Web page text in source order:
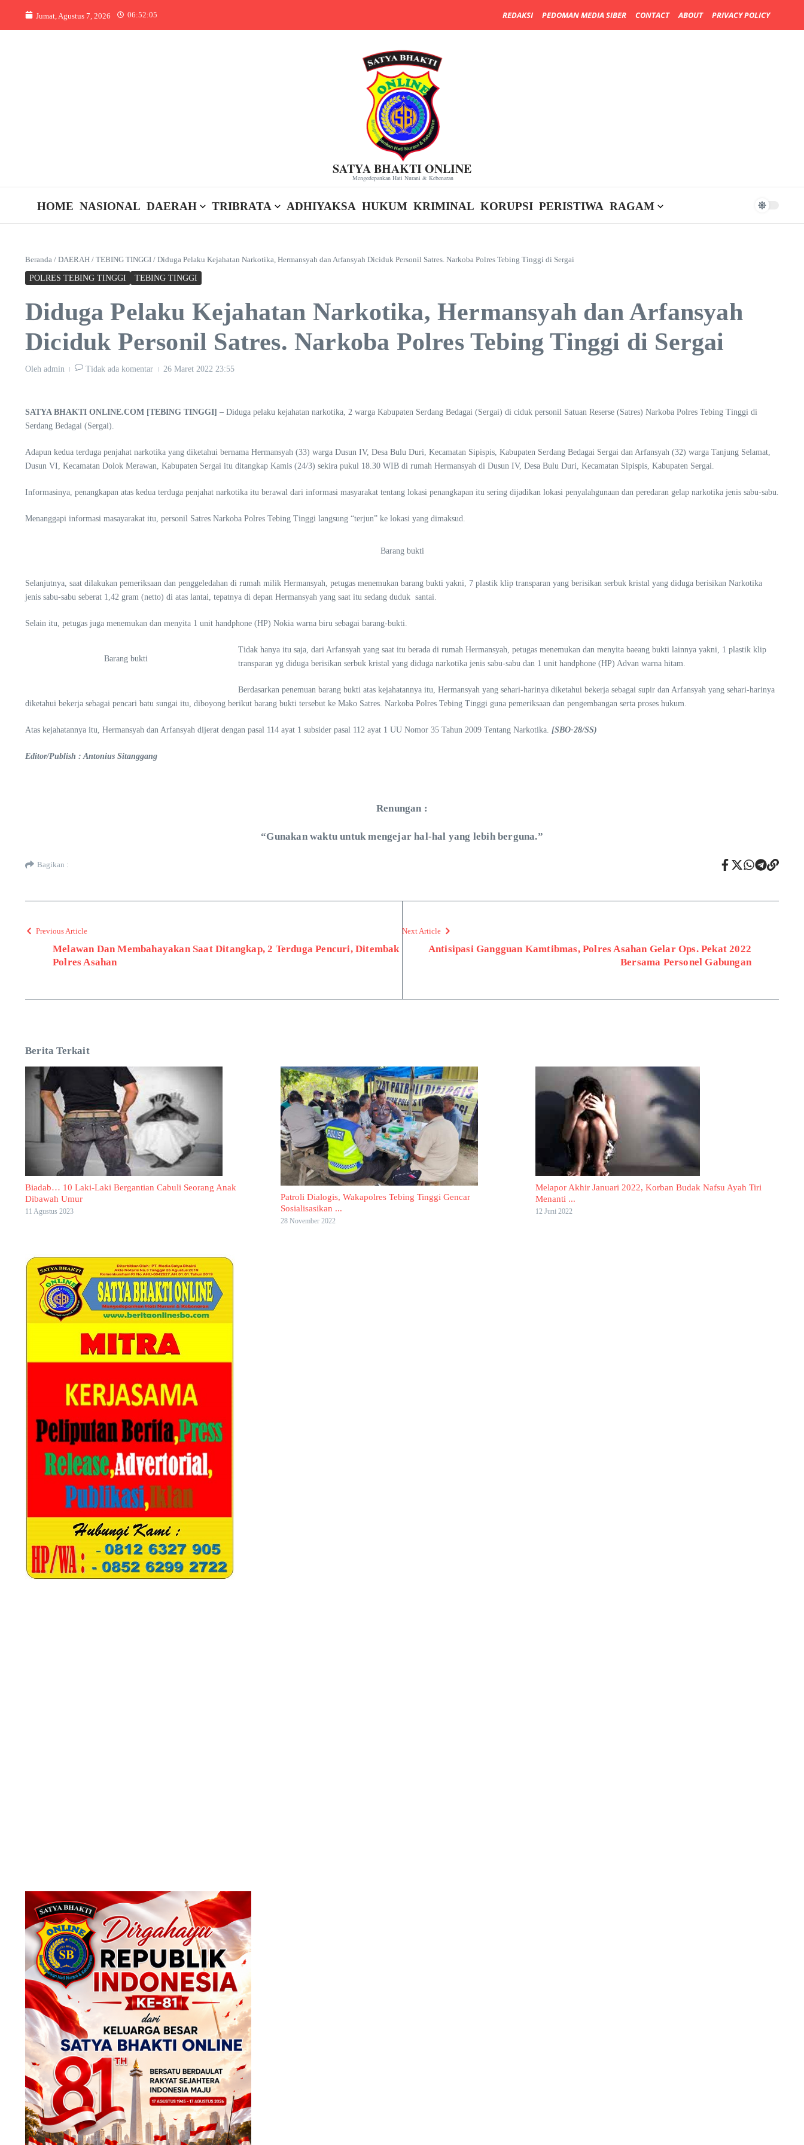
Jumat, Agustus 7, 2026
06:52:05 REDAKSI PEDOMAN MEDIA SIBER CONTACT ABOUT PRIVACY POLICY
SATYA BHAKTI ONLINE
Mengedepankan Hati Nurani & Kebenaran
HOME NASIONAL DAERAH TRIBRATA ADHIYAKSA HUKUM KRIMINAL KORUPSI PERISTIWA RAGAM
Beranda / DAERAH / TEBING TINGGI / Diduga Pelaku Kejahatan Narkotika, Hermansyah dan Arfansyah Diciduk Personil Satres. Narkoba Polres Tebing Tinggi di Sergai
POLRES TEBING TINGGI TEBING TINGGI
Diduga Pelaku Kejahatan Narkotika, Hermansyah dan Arfansyah
Diciduk Personil Satres. Narkoba Polres Tebing Tinggi di Sergai
Oleh admin Tidak ada komentar 26 Maret 2022 23:55
SATYA BHAKTI ONLINE.COM [TEBING TINGGI] – Diduga pelaku kejahatan narkotika, 2 warga Kabupaten Serdang Bedagai (Sergai) di ciduk personil Satuan Reserse (Satres) Narkoba Polres Tebing Tinggi di
Serdang Bedagai (Sergai).
Adapun kedua terduga penjahat narkotika yang diketahui bernama Hermansyah (33) warga Dusun IV, Desa Bulu Duri, Kecamatan Sipispis, Kabupaten Serdang Bedagai Sergai dan Arfansyah (32) warga Tanjung Selamat,
Dusun VI, Kecamatan Dolok Merawan, Kabupaten Sergai itu ditangkap Kamis (24/3) sekira pukul 18.30 WIB di rumah Hermansyah di Dusun IV, Desa Bulu Duri, Kecamatan Sipispis, Kabupaten Sergai.
Informasinya, penangkapan atas kedua terduga penjahat narkotika itu berawal dari informasi masyarakat tentang lokasi penangkapan itu sering dijadikan lokasi penyalahgunaan dan peredaran gelap narkotika jenis sabu-sabu.
Menanggapi informasi masayarakat itu, personil Satres Narkoba Polres Tebing Tinggi langsung “terjun” ke lokasi yang dimaksud.
Barang bukti
Selanjutnya, saat dilakukan pemeriksaan dan penggeledahan di rumah milik Hermansyah, petugas menemukan barang bukti yakni, 7 plastik klip transparan yang berisikan serbuk kristal yang diduga berisikan Narkotika
jenis sabu-sabu seberat 1,42 gram (netto) di atas lantai, tepatnya di depan Hermansyah yang saat itu sedang duduk santai.
Selain itu, petugas juga menemukan dan menyita 1 unit handphone (HP) Nokia warna biru sebagai barang-bukti.
Barang bukti
Tidak hanya itu saja, dari Arfansyah yang saat itu berada di rumah Hermansyah, petugas menemukan dan menyita baeang bukti lainnya yakni, 1 plastik klip
transparan yg diduga berisikan serbuk kristal yang diduga narkotika jenis sabu-sabu dan 1 unit handphone (HP) Advan warna hitam.
Berdasarkan penemuan barang bukti atas kejahatannya itu, Hermansyah yang sehari-harinya diketahui bekerja sebagai supir dan Arfansyah yang sehari-harinya
diketahui bekerja sebagai pencari batu sungai itu, diboyong berikut barang bukti tersebut ke Mako Satres. Narkoba Polres Tebing Tinggi guna pemeriksaan dan pengembangan serta proses hukum.
Atas kejahatannya itu, Hermansyah dan Arfansyah dijerat dengan pasal 114 ayat 1 subsider pasal 112 ayat 1 UU Nomor 35 Tahun 2009 Tentang Narkotika. [SBO-28/SS)
Editor/Publish : Antonius Sitanggang
Renungan :
“Gunakan waktu untuk mengejar hal-hal yang lebih berguna.”
Bagikan :
Previous Article
Melawan Dan Membahayakan Saat Ditangkap, 2 Terduga Pencuri, Ditembak
Polres Asahan
Next Article
Antisipasi Gangguan Kamtibmas, Polres Asahan Gelar Ops. Pekat 2022
Bersama Personel Gabungan
Berita Terkait
Biadab… 10 Laki-Laki Bergantian Cabuli Seorang Anak
Dibawah Umur
11 Agustus 2023
Patroli Dialogis, Wakapolres Tebing Tinggi Gencar
Sosialisasikan ...
28 November 2022
Melapor Akhir Januari 2022, Korban Budak Nafsu Ayah Tiri
Menanti ...
12 Juni 2022